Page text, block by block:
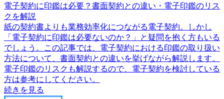
電子契約に印鑑は必要？書面契約との違い・電子印鑑のリス
クを解説
紙の契約書よりも業務効率化につながる電子契約。しかし
「電子契約に印鑑は必要ないのか？」と疑問を抱く方もいる
でしょう。この記事では、電子契約における印鑑の取り扱い
方法について、書面契約との違いを挙げながら解説します。
電子印鑑のリスクも解説するので、電子契約を検討している
方は参考にしてください。
続きを見る